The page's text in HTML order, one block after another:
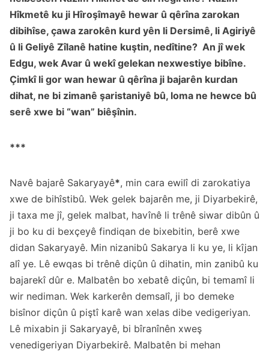
Hîkmetê ku ji Hîroşîmayê hewar û qêrîna zarokan
dibihîse, çawa zarokên kurd yên li Dersimê, li Agiriyê
û li Geliyê Zîlanê hatine kuştin, nedîtine? An jî wek
Edgu, wek Avar û wekî gelekan nexwestiye bibîne.
Çimkî li gor wan hewar û qêrîna ji bajarên kurdan
dihat, ne bi zimanê şaristaniyê bû, loma ne hewce bû
serê xwe bi “wan” biêşînin.
***
Navê bajarê Sakaryayê*, min cara ewilî di zarokatiya
xwe de bihîstibû. Wek gelek bajarên me, ji Diyarbekirê,
ji taxa me jî, gelek malbat, havînê li trênê siwar dibûn û
ji bo ku di bexçeyê findiqan de bixebitin, berê xwe
didan Sakaryayê. Min nizanibû Sakarya li ku ye, li kîjan
alî ye. Lê ewqas bi trênê diçûn û dihatin, min zanibû ku
bajarekî dûr e. Malbatên bo xebatê diçûn, bi temamî li
wir nediman. Wek karkerên demsalî, ji bo demeke
bisînor diçûn û piştî karê wan xelas dibe vedigeriyan.
Lê mixabin ji Sakaryayê, bi bîranînên xweş
venedigeriyan Diyarbekirê. Malbatên bi mehan